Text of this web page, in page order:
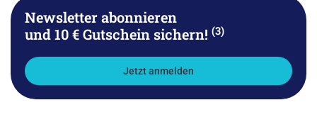
Newsletter abonnieren
und 10 € Gutschein sichern! (3)
Jetzt anmelden